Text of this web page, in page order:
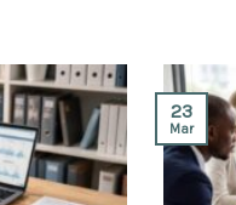
23
Mar